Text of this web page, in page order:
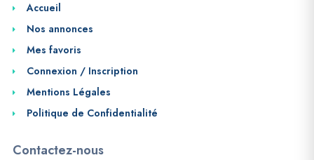
Accueil
Nos annonces
Mes favoris
Connexion / Inscription
Mentions Légales
Politique de Confidentialité
Contactez-nous